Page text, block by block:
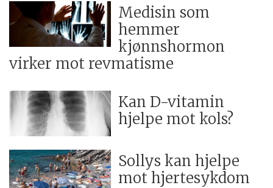
Medisin som
hemmer
kjønnshormon
virker mot revmatisme
Kan D-vitamin
hjelpe mot kols?
Sollys kan hjelpe
mot hjertesykdom